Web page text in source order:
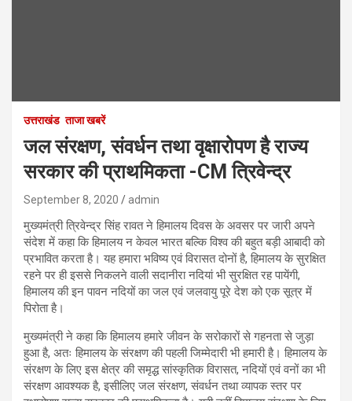
उत्तराखंड ताजा खबरें
जल संरक्षण, संवर्धन तथा वृक्षारोपण है राज्य
सरकार की प्राथमिकता -CM त्रिवेन्द्र
September 8, 2020 admin
मुख्यमंत्री त्रिवेन्द्र सिंह रावत ने हिमालय दिवस के अवसर पर जारी अपने
संदेश में कहा कि हिमालय न केवल भारत बल्कि विश्व की बहुत बड़ी आबादी को
प्रभावित करता है। यह हमारा भविष्य एवं विरासत दोनों है, हिमालय के सुरक्षित
रहने पर ही इससे निकलने वाली सदानीरा नदियां भी सुरक्षित रह पायेंगी,
हिमालय की इन पावन नदियों का जल एवं जलवायु पूरे देश को एक सूत्र में
पिरोता है।
मुख्यमंत्री ने कहा कि हिमालय हमारे जीवन के सरोकारों से गहनता से जुड़ा
हुआ है, अतः हिमालय के संरक्षण की पहली जिम्मेदारी भी हमारी है। हिमालय के
संरक्षण के लिए इस क्षेत्र की समृद्ध सांस्कृतिक विरासत, नदियों एवं वनों का भी
संरक्षण आवश्यक है, इसीलिए जल संरक्षण, संवर्धन तथा व्यापक स्तर पर